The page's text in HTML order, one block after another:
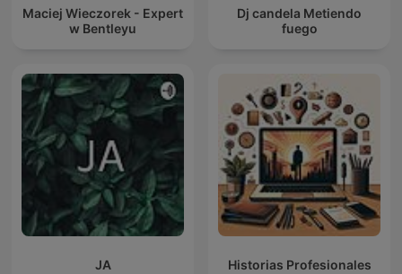
Maciej Wieczorek - Expert
w Bentleyu
Dj candela Metiendo
fuego
JA Historias Profesionales